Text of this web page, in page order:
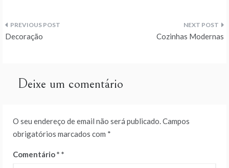
Navegação
artigos
Decoração Cozinhas Modernas
Deixe um comentário
O seu endereço de email não será publicado.Campos
obrigatórios marcados com *
Comentário*